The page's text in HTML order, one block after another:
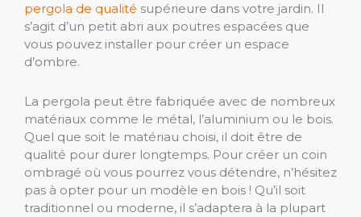
pergola de qualité supérieure dans votre jardin. Il
s’agit d’un petit abri aux poutres espacées que
vous pouvez installer pour créer un espace
d’ombre.
La pergola peut être fabriquée avec de nombreux
matériaux comme le métal, l’aluminium ou le bois.
Quel que soit le matériau choisi, il doit être de
qualité pour durer longtemps. Pour créer un coin
ombragé où vous pourrez vous détendre, n’hésitez
pas à opter pour un modèle en bois ! Qu’il soit
traditionnel ou moderne, il s’adaptera à la plupart